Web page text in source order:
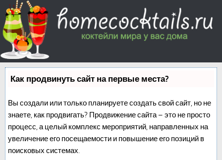
Как продвинуть сайт на первые места?
Вы создали или только планируете создать свой сайт, но не
знаете, как продвигать? Продвижение сайта – это не просто
процесс, а целый комплекс мероприятий, направленных на
увеличение его посещаемости и повышение его позиций в
поисковых системах.